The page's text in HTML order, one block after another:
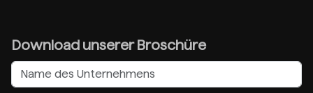
Download unserer Broschüre